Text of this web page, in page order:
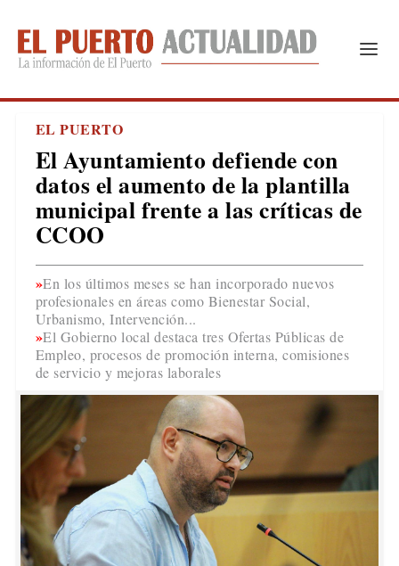
EL PUERTO
El Ayuntamiento defiende con
datos el aumento de la plantilla
municipal frente a las críticas de
CCOO
En los últimos meses se han incorporado nuevos
profesionales en áreas como Bienestar Social,
Urbanismo, Intervención...
El Gobierno local destaca tres Ofertas Públicas de
Empleo, procesos de promoción interna, comisiones
de servicio y mejoras laborales